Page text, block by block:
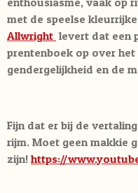
met de speelse
Allwright levert dat een
prentenboek op over
gendergelijkheid en de
Fijn dat er bij de
rijm. Moet geen makkie
zijn! https://